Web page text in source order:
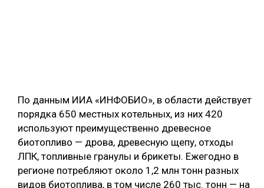
По данным ИИА «ИНФОБИО», в области действует
порядка 650 местных котельных, из них 420
используют преимущественно древесное
биотопливо — дрова, древесную щепу, отходы
ЛПК, топливные гранулы и брикеты. Ежегодно в
регионе потребляют около 1,2 млн тонн разных
видов биотоплива, в том числе 260 тыс. тонн — на